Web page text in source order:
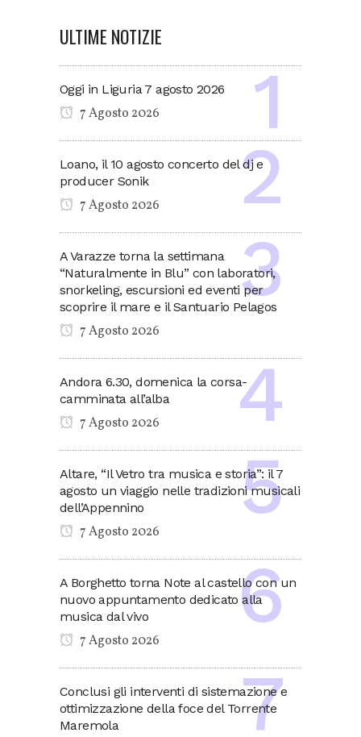
ULTIME NOTIZIE
Oggi in Liguria 7 agosto 2026
7 Agosto 2026
Loano, il 10 agosto concerto del dj e
producer Sonik
7 Agosto 2026
A Varazze torna la settimana
“Naturalmente in Blu” con laboratori,
snorkeling, escursioni ed eventi per
scoprire il mare e il Santuario Pelagos
7 Agosto 2026
Andora 6.30, domenica la corsa-
camminata all’alba
7 Agosto 2026
Altare, “Il Vetro tra musica e storia”: il 7
agosto un viaggio nelle tradizioni musicali
dell’Appennino
7 Agosto 2026
A Borghetto torna Note al castello con un
nuovo appuntamento dedicato alla
musica dal vivo
7 Agosto 2026
Conclusi gli interventi di sistemazione e
ottimizzazione della foce del Torrente
Maremola